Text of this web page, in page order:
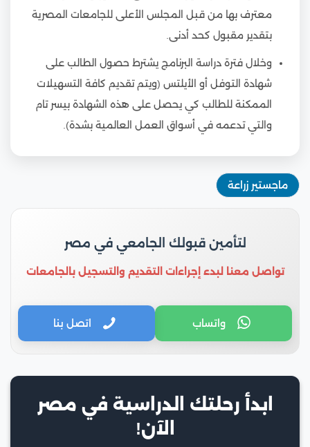
معترف بها من قبل المجلس الأعلى للجامعات المصرية
بتقدير مقبول كحد أدنى.
وخلال فترة دراسة البرنامج يشترط حصول الطالب على
شهادة التوفل أو الأيلتس (ويتم تقديم كافة التسهيلات
الممكنة للطالب كي يحصل على هذه الشهادة بيسر تام
والتي تدعمه في أسواق العمل العالمية بشدة).
ماجستير زراعة
لتأمين قبولك الجامعي في مصر
تواصل معنا لبدء إجراءات التقديم والتسجيل بالجامعات
واتساب اتصل بنا
ابدأ رحلتك الدراسية في مصر
الآن!